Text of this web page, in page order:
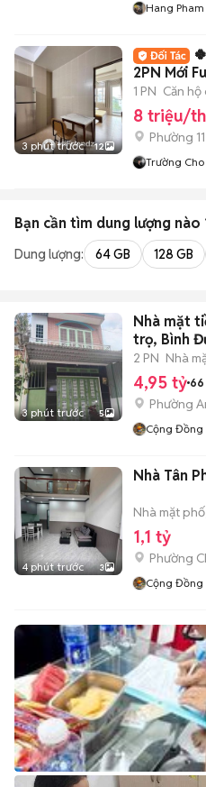
Hang Pham
3 phút trước 12
2PN Mới
Phú- Q6🍀
1 PN Căn hộ
8 triệu/
Phường 11
Trường
Bạn cần tìm dung lượng nào
Dung lượng: 64 GB 128 GB
3 phút trước 5
Nhà mặt
trọ, Bình
2 PN Nhà
4,95 tỷ 66
Phường
Cộng Đồng
4 phút trước 3
Nhà Tân
Nhà mặt
1,1 tỷ
Phường
Cộng Đồng